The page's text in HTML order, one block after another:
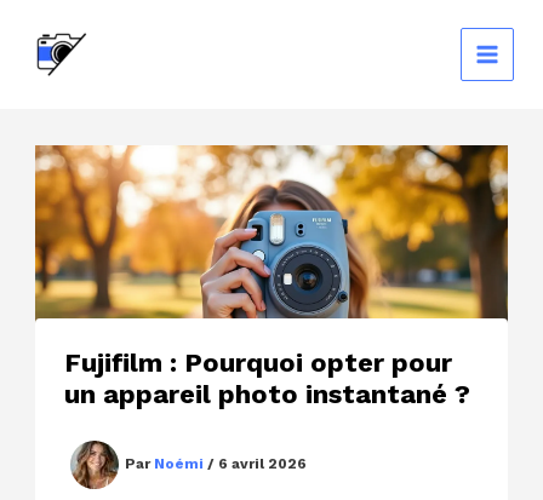
contenu
Fujifilm : Pourquoi opter pour
un appareil photo instantané ?
Par Noémi / 6 avril 2026